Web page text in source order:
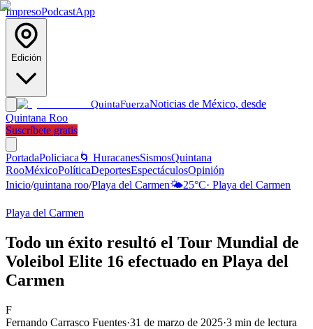
ImpresoPodcastApp
Edición
QuintaFuerzaNoticias de México, desde
Quintana Roo
Suscríbete gratis
PortadaPoliciaca 🌀 HuracanesSismosQuintana
RooMéxicoPolíticaDeportesEspectáculosOpinión
Inicio/quintana roo/Playa del Carmen🌤️25°C· Playa del Carmen
Playa del Carmen
Todo un éxito resultó el Tour Mundial de
Voleibol Elite 16 efectuado en Playa del
Carmen
F
Fernando Carrasco Fuentes·31 de marzo de 2025·3 min de lectura